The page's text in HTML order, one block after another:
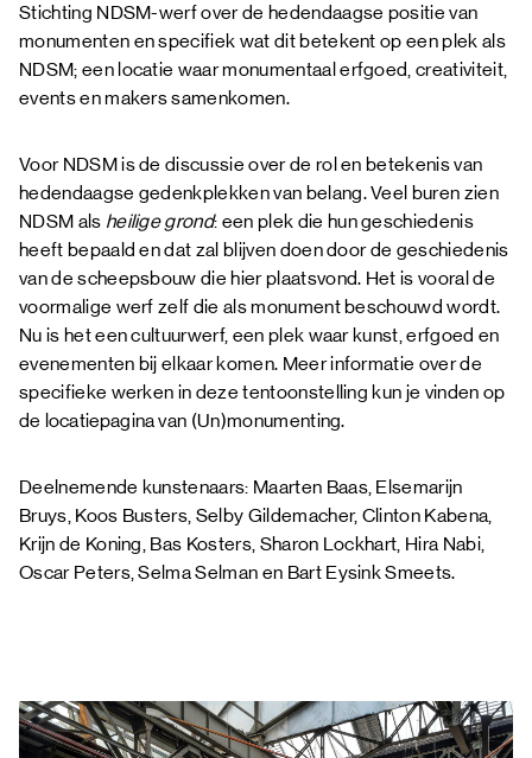
Stichting NDSM-werf over de hedendaagse positie van
monumenten en specifiek wat dit betekent op een plek als
NDSM; een locatie waar monumentaal erfgoed, creativiteit,
events en makers samenkomen.
Voor NDSM is de discussie over de rol en betekenis van
hedendaagse gedenkplekken van belang. Veel buren zien
NDSM als heilige grond: een plek die hun geschiedenis
heeft bepaald en dat zal blijven doen door de geschiedenis
van de scheepsbouw die hier plaatsvond. Het is vooral de
voormalige werf zelf die als monument beschouwd wordt.
Nu is het een cultuurwerf, een plek waar kunst, erfgoed en
evenementen bij elkaar komen. Meer informatie over de
specifieke werken in deze tentoonstelling kun je vinden op
de locatiepaginavan (Un)monumenting.
Deelnemende kunstenaars: Maarten Baas, Elsemarijn
Bruys, Koos Busters, Selby Gildemacher, Clinton Kabena,
Krijn de Koning, Bas Kosters, Sharon Lockhart, Hira Nabi,
Oscar Peters, Selma Selman en Bart Eysink Smeets.